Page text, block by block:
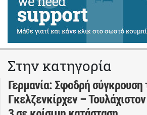
Στην κατηγορία
Γερμανία: Σφοδρή σύγκρουση
Γκελζενκίρχεν –